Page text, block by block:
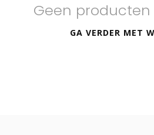
Geen
GA VERDER MET